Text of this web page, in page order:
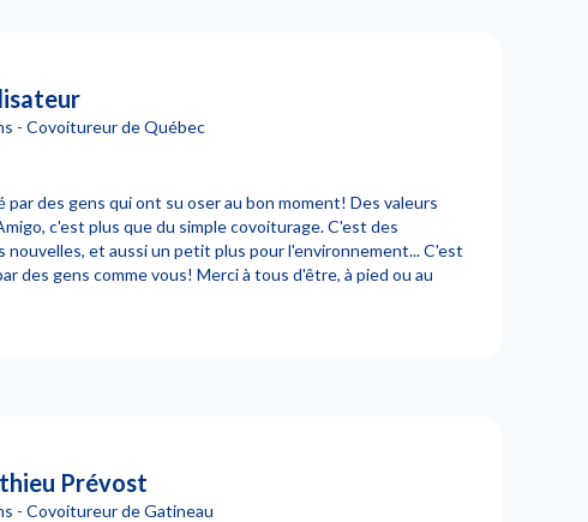
- Covoitureur de Québec
par des gens qui ont su oser au bon moment! Des valeurs
c'est plus que du simple covoiturage. C'est des
nouvelles, et aussi un petit plus pour l'environnement... C'est
des gens comme vous! Merci à tous d'être, à pied ou au
Prévost
- Covoitureur de Gatineau